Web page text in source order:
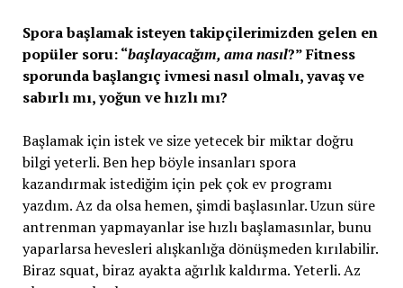
Spora başlamak isteyen takipçilerimizden gelen en
popüler soru: “başlayacağım, ama nasıl?” Fitness
sporunda başlangıç ivmesi nasıl olmalı, yavaş ve
sabırlı mı, yoğun ve hızlı mı?
Başlamak için istek ve size yetecek bir miktar doğru
bilgi yeterli. Ben hep böyle insanları spora
kazandırmak istediğim için pek çok ev programı
yazdım. Az da olsa hemen, şimdi başlasınlar. Uzun süre
antrenman yapmayanlar ise hızlı başlamasınlar, bunu
yaparlarsa hevesleri alışkanlığa dönüşmeden kırılabilir.
Biraz squat, biraz ayakta ağırlık kaldırma. Yeterli. Az